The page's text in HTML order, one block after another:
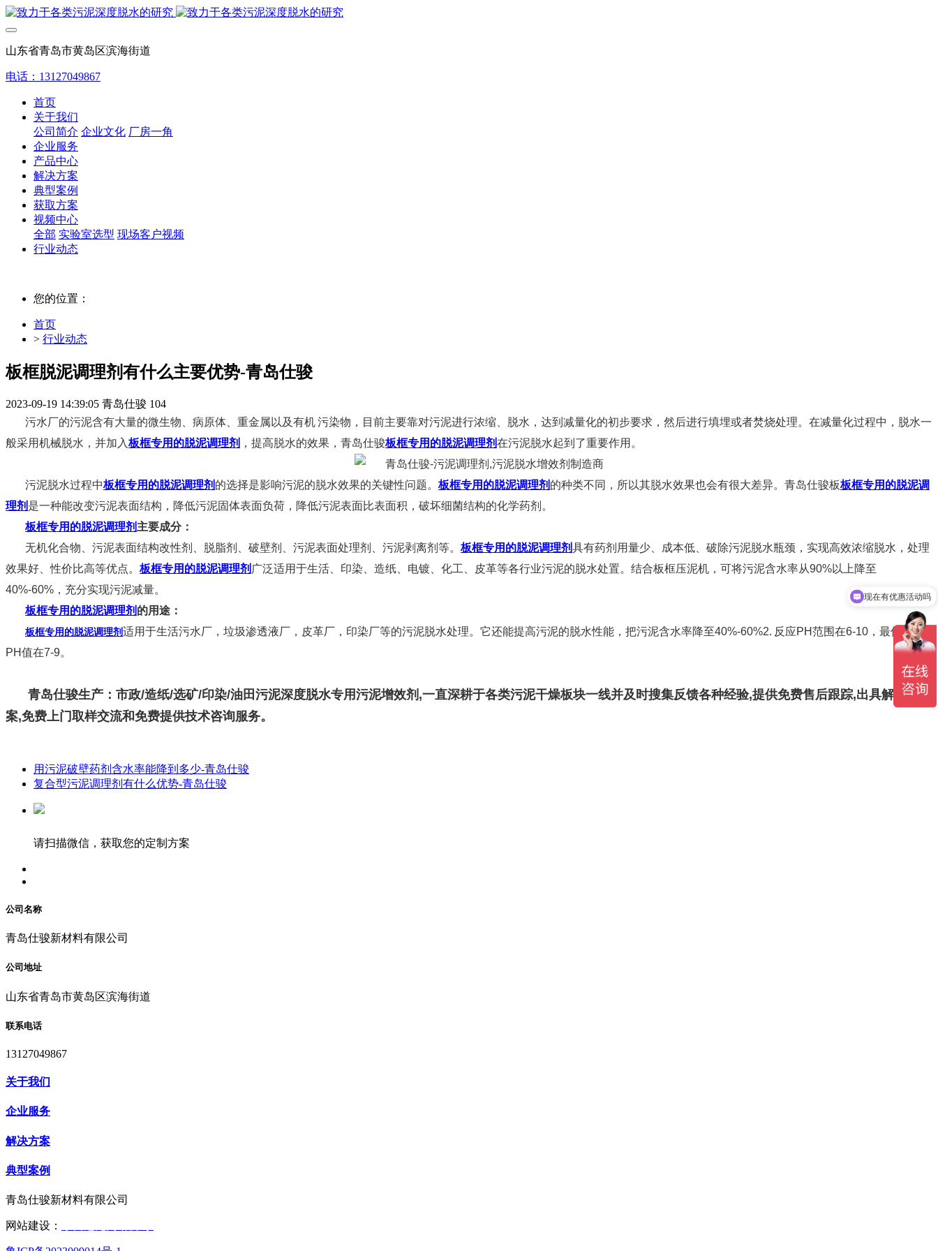
山东省青岛市黄岛区滨海街道
电话：13127049867
首页
关于我们
公司简介 企业文化 厂房一角
企业服务
产品中心
解决方案
典型案例
获取方案
视频中心
全部 实验室选型 现场客户视频
行业动态
您的位置：
首页
> 行业动态
板框脱泥调理剂有什么主要优势-青岛仕骏
2023-09-19 14:39:05 青岛仕骏 104
污水厂的污泥含有大量的微生物、病原体、重金属以及有机 污染物，目前主要靠对污泥进行浓缩、脱水，达到减量化的初步要求，然后进行填埋或者焚烧处理。在减量化过程中，脱水一
般采用机械脱水，并加入板框专用的脱泥调理剂 ，提高脱水的效果，青岛仕骏板框专用的脱泥调理剂在污泥脱水起到了重要作用。
污泥脱水过程中板框专用的脱泥调理剂 的选择是影响污泥的脱水效果的关键性问题。 板框专用的脱泥调理剂 的种类不同，所以其脱水效果也会有很大差异。青岛仕骏板板框专用的脱泥调
理剂 是一种能改变污泥表面结构，降低污泥固体表面负荷，降低污泥表面比表面积，破坏细菌结构的化学药剂。
板框专用的脱泥调理剂 主要成分：
无机化合物、污泥表面结构改性剂、脱脂剂、破壁剂、污泥表面处理剂、污泥剥离剂等。 板框专用的脱泥调理剂具有药剂用量少、成本低、破除污泥脱水瓶颈，实现高效浓缩脱水，处理
效果好、性价比高等优点。 板框专用的脱泥调理剂 广泛适用于生活、印染、造纸、电镀、化工、皮革等各行业污泥的脱水处置。结合板框压泥机，可将污泥含水率从90%以上降至
40%-60%，充分实现污泥减量。
板框专用的脱泥调理剂 的用途：
板框专用的脱泥调理剂适用于生活污水厂，垃圾渗透液厂，皮革厂，印染厂等的污泥脱水处理。它还能提高污泥的脱水性能，把污泥含水率降至40%-60%2. 反应PH范围在6-10，最佳反应
PH值在7-9。
青岛仕骏生产：市政/造纸/选矿/印染/油田污泥深度脱水专用污泥增效剂,一直深耕于各类污泥干燥板块一线并及时搜集反馈各种经验,提供免费售后跟踪,出具解决方
案,免费上门取样交流和免费提供技术咨询服务。
用污泥破壁药剂含水率能降到多少-青岛仕骏
复合型污泥调理剂有什么优势-青岛仕骏
请扫描微信，获取您的定制方案
公司名称
青岛仕骏新材料有限公司
公司地址
山东省青岛市黄岛区滨海街道
联系电话
13127049867
关于我们
企业服务
解决方案
典型案例
青岛仕骏新材料有限公司
网站建设：
可以介绍下你们的产品么